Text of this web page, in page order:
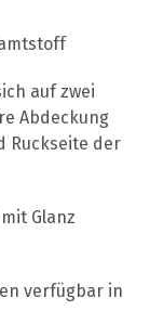
auf zwei
Abdeckung
Ruckseite der
Glanz
verfügbar in